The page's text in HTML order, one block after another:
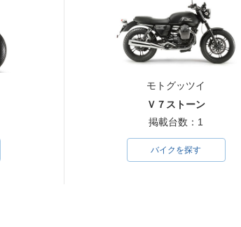
モトグッツイ
Ｖ７ストーン
掲載台数：1
バイクを探す